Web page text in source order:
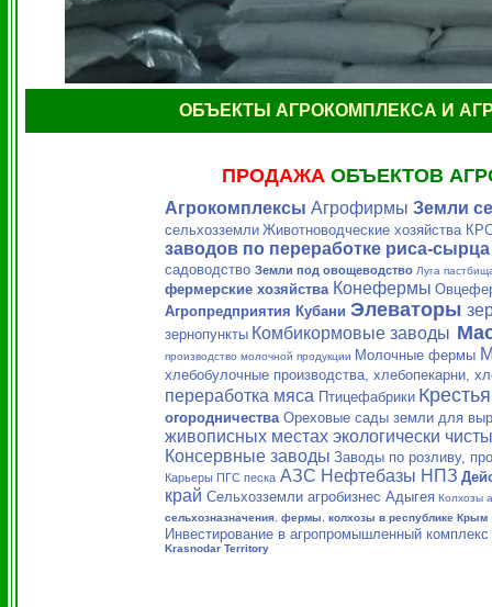
ОБЪЕКТЫ АГРОКОМПЛЕКСА И
ПРОДАЖА ОБЪЕКТОВ
Агрокомплексы Агрофирмы Земли
сельхозземли Животноводческие хозяйства
заводов по переработке риса-сырца
садоводство Земли под овощеводство Луга
фермерские хозяйства Конефермы
Агропредприятия Кубани Элеваторы
зернопункты Комбикормовые заводы
производство молочной продукции Молочные фермы
хлебобулочные производства, хлебопекарни,
переработка мяса Птицефабрики
огородничества Ореховые сады земли для
живописных местах экологически
Консервные заводы Заводы по розливу,
Карьеры ПГС песка АЗС Нефтебазы НПЗ
край Сельхозземли агробизнес Адыгея Колхозы
сельхозназначения, фермы колхозы в республике Крым
Инвестирование в агропромышленный комплекс
Krasnodar Territory